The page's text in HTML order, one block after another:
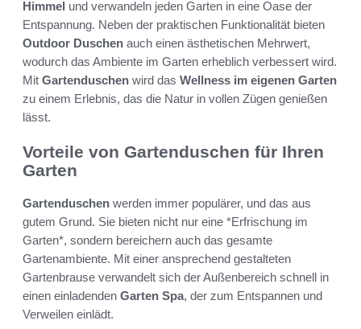
Himmel und verwandeln jeden Garten in eine Oase der
Entspannung. Neben der praktischen Funktionalität bieten
Outdoor Duschen auch einen ästhetischen Mehrwert,
wodurch das Ambiente im Garten erheblich verbessert wird.
Mit Gartenduschen wird das Wellness im eigenen Garten
zu einem Erlebnis, das die Natur in vollen Zügen genießen
lässt.
Vorteile von Gartenduschen für Ihren
Garten
Gartenduschen werden immer populärer, und das aus
gutem Grund. Sie bieten nicht nur eine *Erfrischung im
Garten*, sondern bereichern auch das gesamte
Gartenambiente. Mit einer ansprechend gestalteten
Gartenbrause verwandelt sich der Außenbereich schnell in
einen einladenden Garten Spa, der zum Entspannen und
Verweilen einlädt.